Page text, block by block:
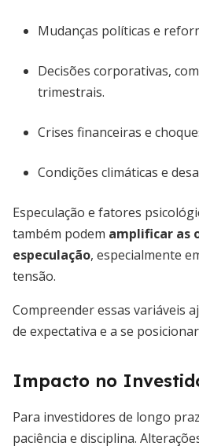
Mudanças políticas e
Decisões corporativas,
trimestrais.
Crises financeiras e
Condições climáticas e
Especulação e fatores
também podem amplificar as
especulação, especialmente
tensão.
Compreender essas variáveis
de expectativa e a se
Impacto no
Para investidores de longo
paciência e disciplina.